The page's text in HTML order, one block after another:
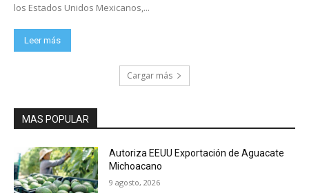
los Estados Unidos Mexicanos,...
Leer más
Cargar más
MAS POPULAR
Autoriza EEUU Exportación de Aguacate
Michoacano
9 agosto, 2026